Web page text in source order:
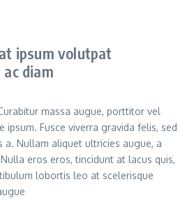
ipsum volutpat
diam
massa augue, porttitor vel
ipsum. Fusce viverra gravida felis, sed
a. Nullam aliquet ultricies augue, a
eros eros, tincidunt at lacus quis,
lobortis leo at scelerisque